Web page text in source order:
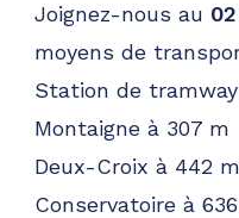
Joignez-nous au
moyens de
Station de
Montaigne à 307 m
Deux-Croix à 442 m
Conservatoire à